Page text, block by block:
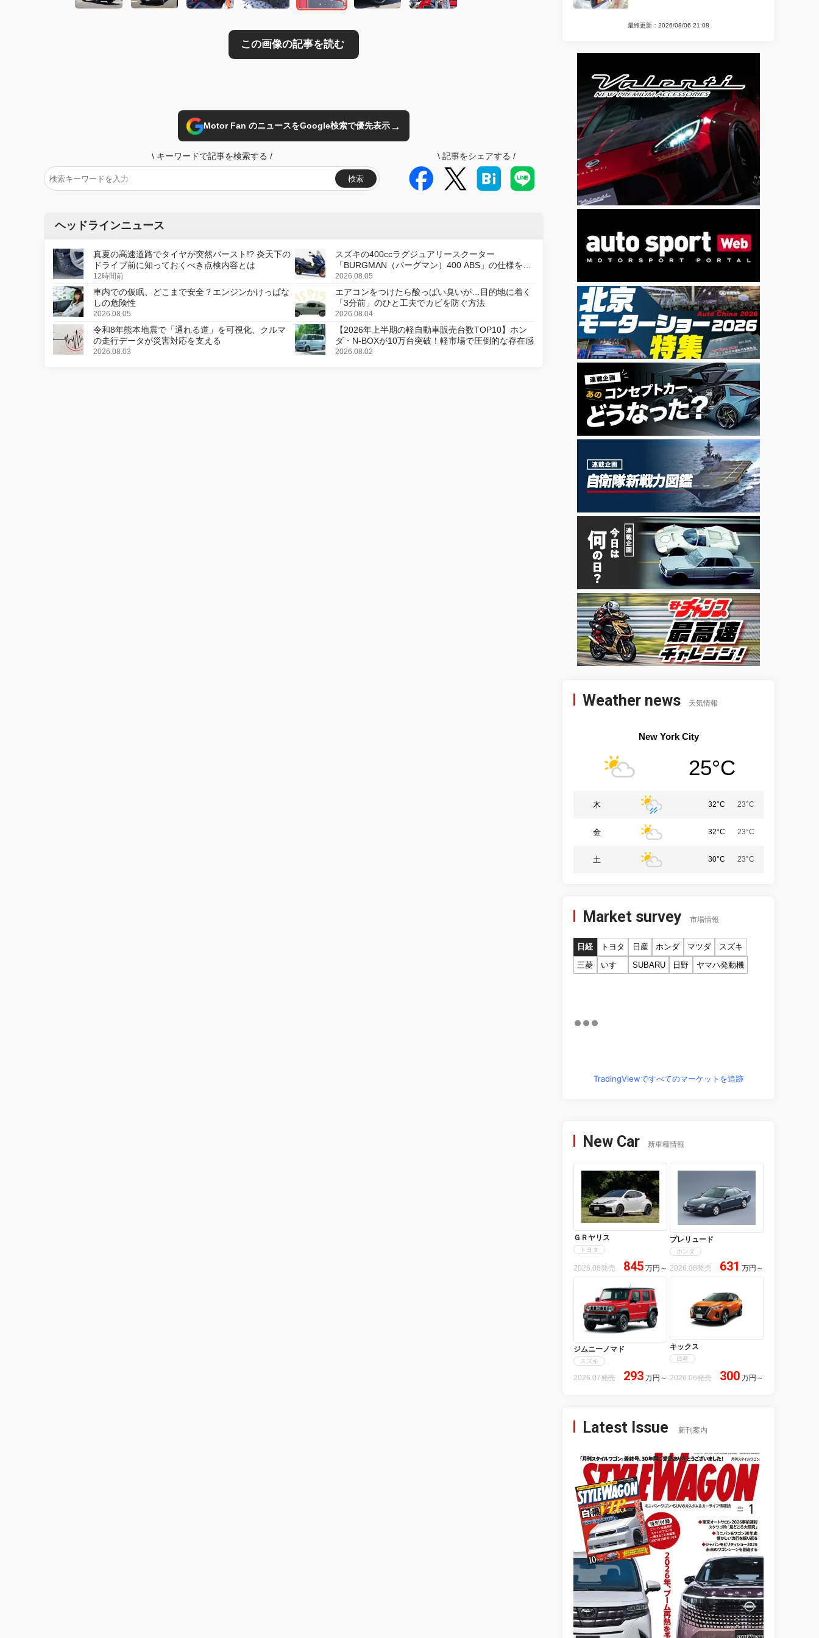
Motor Fan のニュースをGoogle検索で優先表示→
\ キーワードで記事を検索する /
検索
\ 記事をシェアする /
ヘッドラインニュース
真夏の高速道路でタイヤが突然バースト!? 炎天下の
ドライブ前に知っておくべき点検内容とは
12時間前
スズキの400ccラグジュアリースクーター
「BURGMAN（バーグマン）400 ABS」の仕様を変
更し、8月18日に発売
2026.08.05
車内での仮眠、どこまで安全？エンジンかけっぱな
しの危険性
2026.08.05
エアコンをつけたら酸っぱい臭いが…目的地に着く
「3分前」のひと工夫でカビを防ぐ方法
2026.08.04
令和8年熊本地震で「通れる道」を可視化、クルマ
の走行データが災害対応を支える
2026.08.03
【2026年上半期の軽自動車販売台数TOP10】ホン
ダ・N-BOXが10万台突破！軽市場で圧倒的な存在感
2026.08.02
最終更新：2026/08/06 21:08
Weather news 天気情報
New York City
25°C
木 32°C 23°C
金 32°C 23°C
土 30°C 23°C
Market survey 市場情報
日経 トヨタ 日産 ホンダ マツダ
スズキ
三菱
いすゞ SUBARU 日野 ヤマハ発動機
TradingViewですべてのマーケットを追跡
New Car 新車種情報
ＧＲヤリス
トヨタ
2026.08発売 845 万円 ～
プレリュード
ホンダ
2026.08発売 631 万円 ～
ジムニーノマド
スズキ
2026.07発売 293 万円 ～
キックス
日産
2026.06発売 300 万円 ～
Latest Issue 新刊案内